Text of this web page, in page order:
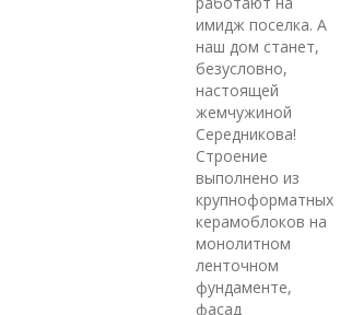
имидж поселка. А
наш дом станет,
безусловно,
настоящей
жемчужиной
Середникова!
Строение
выполнено из
крупноформатных
керамоблоков на
монолитном
ленточном
фундаменте,
фасад